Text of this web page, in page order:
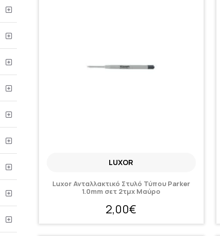
LUXOR
Luxor Ανταλλακτικό Στυλό Τύπου Parker
1.0mm σετ 2τμχ Μαύρο
2,00€